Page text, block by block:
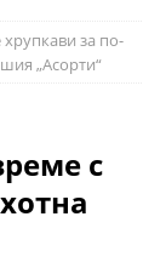
хрупкави за по-
„Асорти“
с